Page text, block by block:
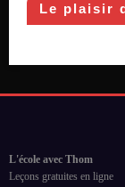
Le plaisir
L'école avec Thom
Leçons gratuites en ligne